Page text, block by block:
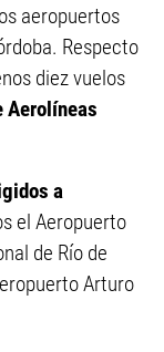
aeropuertos
Respecto
diez vuelos
Aerolíneas
a
el Aeropuerto
de Río de
Arturo